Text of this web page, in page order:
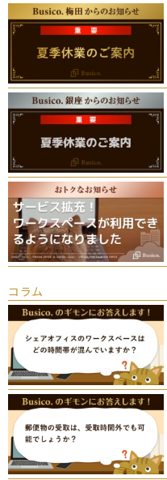
コラム